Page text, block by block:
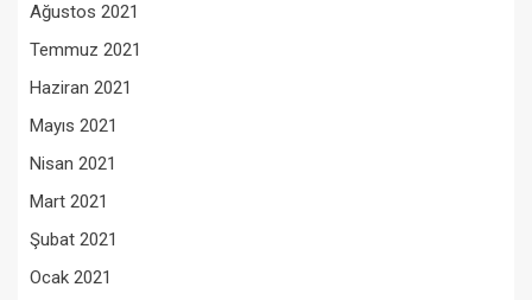
Ağustos 2021
Temmuz 2021
Haziran 2021
Mayıs 2021
Nisan 2021
Mart 2021
Şubat 2021
Ocak 2021